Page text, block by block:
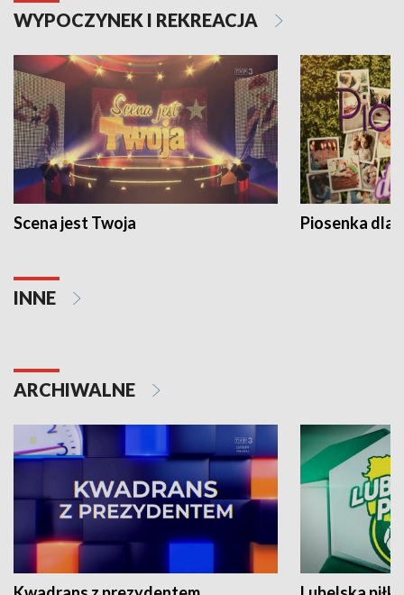
WYPOCZYNEK I REKREACJA
Scena jest Twoja Piosenka dla
INNE
ARCHIWALNE